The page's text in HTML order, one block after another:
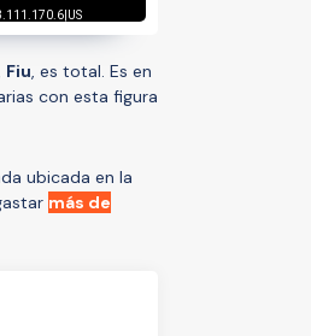
Fiu, es total. Es en
con esta figura
ubicada en la
más de